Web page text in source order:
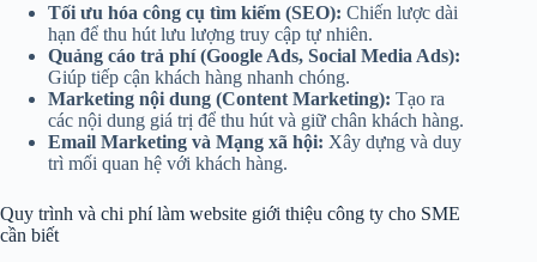
Tối ưu hóa công cụ tìm kiếm (SEO): Chiến lược dài
hạn để thu hút lưu lượng truy cập tự nhiên.
Quảng cáo trả phí (Google Ads, Social Media Ads):
Giúp tiếp cận khách hàng nhanh chóng.
Marketing nội dung (Content Marketing): Tạo ra
các nội dung giá trị để thu hút và giữ chân khách hàng.
Email Marketing và Mạng xã hội: Xây dựng và duy
trì mối quan hệ với khách hàng.
Quy trình và chi phí làm website giới thiệu công ty cho SME
cần biết